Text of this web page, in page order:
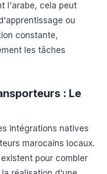
l'arabe, cela peut
ou
constante,
les tâches
: Le
intégrations natives
marocains locaux.
pour combler